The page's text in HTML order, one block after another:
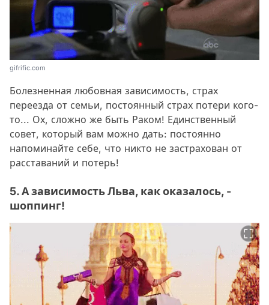
gifrific.com
Болезненная любовная зависимость, страх
переезда от семьи, постоянный страх потери кого-
то... Ох, сложно же быть Раком! Единственный
совет, который вам можно дать: постоянно
напоминайте себе, что никто не застрахован от
расставаний и потерь!
5. А зависимость Льва, как оказалось, -
шоппинг!